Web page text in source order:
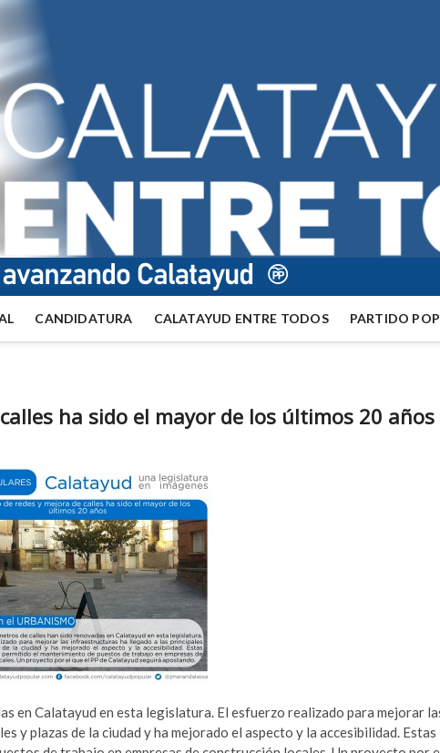
CANDIDATURA CALATAYUD ENTRE TODOS PARTIDO
ha sido el mayor de los últimos 20 años
en Calatayud en esta legislatura. El esfuerzo realizado para mejorar
y plazas de la ciudad y ha mejorado el aspecto y la accesibilidad. Estas